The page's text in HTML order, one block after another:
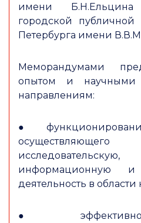
имени
городской публичной
Петербурга имени
Меморандумами
опытом и научными
направлениям:
●
информационную и
деятельность в
●